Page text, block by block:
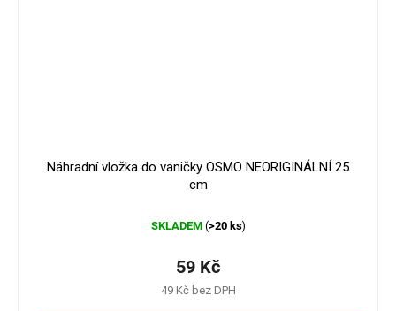
Náhradní vložka do vaničky OSMO NEORIGINÁLNÍ 25
cm
SKLADEM (>20 ks)
49 Kč bez DPH
59 Kč